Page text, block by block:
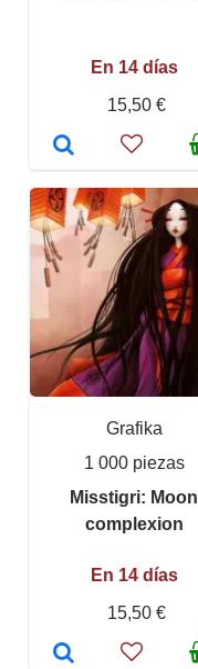
En 14 días
15,50 €
Grafika
1 000 piezas
Misstigri: Moon
complexion
En 14 días
15,50 €